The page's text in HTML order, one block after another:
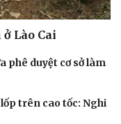
Lào Cai
phê duyệt cơ sở làm
trên cao tốc: Nghi